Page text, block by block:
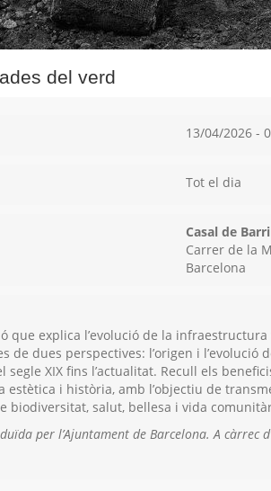
del verd
13/04/2026 -
Tot el dia
Casal de
Carrer de la
Barcelona
que explica l’evolució de la
de dues perspectives: l’origen i l’evolució
segle XIX fins l’actualitat. Recull els
estètica i història, amb l’objectiu de
biodiversitat, salut, bellesa i vida
per l’Ajuntament de Barcelona. A càrrec